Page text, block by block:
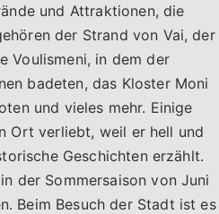
und Attraktionen, die
der Strand von Vai, der
Voulismeni, in dem der
badeten, das Kloster Moni
und vieles mehr. Einige
Ort verliebt, weil er hell und
Geschichten erzählt.
der Sommersaison von Juni
Beim Besuch der Stadt ist es